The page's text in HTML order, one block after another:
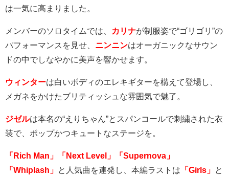
は一気に高まりました。
メンバーのソロタイムでは、 カリナが制服姿で“ゴリゴリ ”の
パフォーマンスを見せ、 ニンニンはオーガニックなサウン
ドの中でしなやかに美声を響かせます。
ウィンターは白いボディのエレキギターを構えて登場し、
メガネをかけたブリティッシュな雰囲気で魅了。
ジゼルは本名の“えりちゃん”とスパンコールで刺繍された衣
装で、ポップかつキュートなステージを。
「Rich Man」「Next Level」「Supernova」
「Whiplash」
と人気曲を連発し、本編ラストは 「Girls」
と